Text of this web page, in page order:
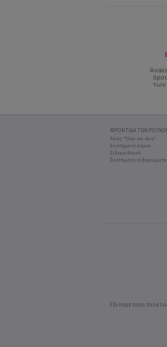
των
ΦΡΟΝΤΊΔΑ ΤΩΝ
Λύση "Όλα-σε-ένα"
Συστήματα ατμού
Σίδερα Ατμού
Συστήματα
Εξυπηρέτηση